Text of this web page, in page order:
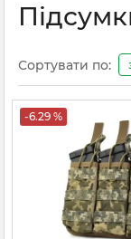
Сортувати по:
-6.29 %